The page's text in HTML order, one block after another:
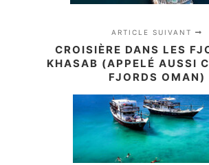
ARTICLE SUIVANT
CROISIÈRE DANS LES
KHASAB (APPELÉ AUSSI
FJORDS OMAN)